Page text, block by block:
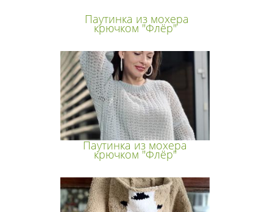
Паутинка из мохера
крючком "Флёр"
Паутинка из мохера
крючком "Флёр"